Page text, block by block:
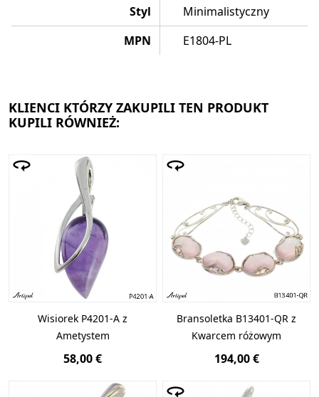
Styl
Minimalistyczny
MPN
E1804-PL
KLIENCI KTÓRZY ZAKUPILI TEN PRODUKT
KUPILI RÓWNIEŻ:
Wisiorek P4201-A z
Ametystem
58,00 €
Bransoletka B13401-QR z
Kwarcem różowym
194,00 €